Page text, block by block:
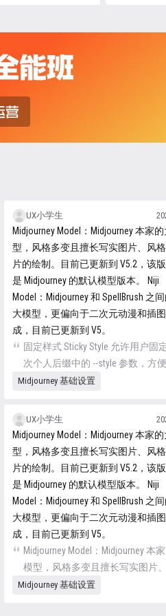
UX小学生
Midjourney Model：Midjourney 本家
型，风格多变且擅长写实图片、风
片的绘制。目前已更新到 V5.2，该
是 Midjourney 的默认模型版本。 Niji
Model：Midjourney 和 SpellBrush 之
大模型，更偏向于二次元动漫和插
成，目前已更新到 V5。
固定样式 Sticky Style 允许用户固
次个人后缀中的 --style 参数，方
不必在以后的提示中重复该代码。
相关联，可结合参考。
Midjourney 基础设置
UX小学生
Midjourney Model：Midjourney 本家
型，风格多变且擅长写实图片、风
片的绘制。目前已更新到 V5.2，该
是 Midjourney 的默认模型版本。 Niji
Model：Midjourney 和 SpellBrush 之
大模型，更偏向于二次元动漫和插
成，目前已更新到 V5。
Midjourney Model：Midjourney 本
模型，风格多变且擅长写实图片
化图片的绘制。目前已更新到 V5.2
Midjourney 基础设置